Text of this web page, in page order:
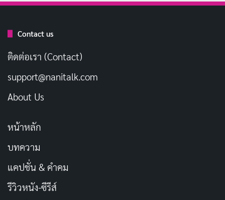
Contact us
ติดต่อเรา (Contact)
support@nanitalk.com
About Us
หน้าหลัก
บทความ
แคปชั่น & คำคม
รีวิวหนัง-ซีรีส์